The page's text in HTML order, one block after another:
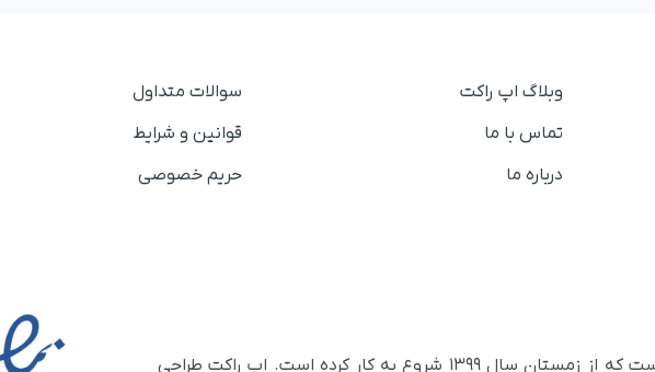
وبلاگ اپ راکت
تماس با ما
درباره ما
سوالات متداول
قوانین و شرایط
حریم خصوصی
اپ راکت یک اپ ساز پیشرفته است که از زمستان سال ۱۳۹۹ شروع به کار کرده است. اپ راکت طراحی